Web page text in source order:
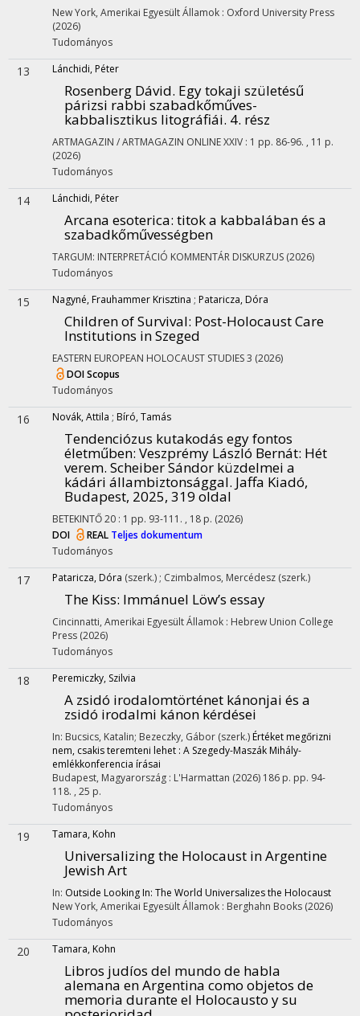
New York, Amerikai Egyesült Államok : Oxford University Press
(2026)
Tudományos
13 Lánchidi, Péter
Rosenberg Dávid. Egy tokaji születésű
párizsi rabbi szabadkőműves-
kabbalisztikus litográfiái. 4. rész
ARTMAGAZIN / ARTMAGAZIN ONLINEXXIV : 1 pp. 86-96. , 11 p.
(2026)
Tudományos
14 Lánchidi, Péter
Arcana esoterica: titok a kabbalában és a
szabadkőművességben
TARGUM: INTERPRETÁCIÓ KOMMENTÁR DISKURZUS (2026)
Tudományos
15 Nagyné, Frauhammer Krisztina ; Pataricza, Dóra
Children of Survival: Post-Holocaust Care
Institutions in Szeged
EASTERN EUROPEAN HOLOCAUST STUDIES3 (2026)
DOIScopus
Tudományos
16 Novák, Attila ; Bíró, Tamás
Tendenciózus kutakodás egy fontos
életműben: Veszprémy László Bernát: Hét
verem. Scheiber Sándor küzdelmei a
kádári állambiztonsággal. Jaffa Kiadó,
Budapest, 2025, 319 oldal
BETEKINTŐ20 : 1 pp. 93-111. , 18 p. (2026)
DOI
REAL Teljes dokumentum
Tudományos
17 Pataricza, Dóra (szerk.) ; Czimbalmos, Mercédesz (szerk.)
The Kiss: Immánuel Löw’s essay
Cincinnatti, Amerikai Egyesült Államok : Hebrew Union College
Press (2026)
Tudományos
18 Peremiczky, Szilvia
A zsidó irodalomtörténet kánonjai és a
zsidó irodalmi kánon kérdései
In: Bucsics, Katalin; Bezeczky, Gábor (szerk.) Értéket megőrizni
nem, csakis teremteni lehet : A Szegedy-Maszák Mihály-
emlékkonferencia írásai
Budapest, Magyarország : L'Harmattan (2026) 186 p. pp. 94-
118. , 25 p.
Tudományos
19 Tamara, Kohn
Universalizing the Holocaust in Argentine
Jewish Art
In: Outside Looking In: The World Universalizes the Holocaust
New York, Amerikai Egyesült Államok : Berghahn Books (2026)
Tudományos
20 Tamara, Kohn
Libros judíos del mundo de habla
alemana en Argentina como objetos de
memoria durante el Holocausto y su